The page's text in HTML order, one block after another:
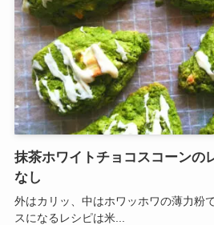
抹茶ホワイトチョコスコーンの
なし
外はカリッ、中はホワッホワの薄力粉
スになるレシピは米...